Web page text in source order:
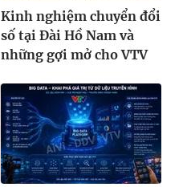
Kinh nghiệm chuyển đổi
số tại Đài Hồ Nam và
những gợi mở cho VTV